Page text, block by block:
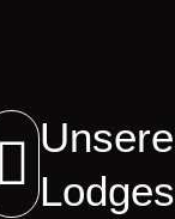
Unsere
Lodges